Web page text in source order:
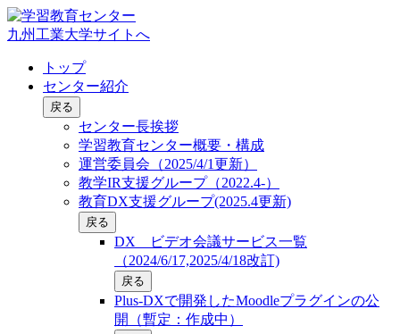
九州工業大学サイトへ
トップ
センター紹介
戻る
センター長挨拶
学習教育センター概要・構成
運営委員会（2025/4/1更新）
教学IR支援グループ（2022.4-）
教育DX支援グループ(2025.4更新)
戻る
DX ビデオ会議サービス一覧
（2024/6/17,2025/4/18改訂)
戻る
Plus-DXで開発したMoodleプラグインの公
開（暫定：作成中）